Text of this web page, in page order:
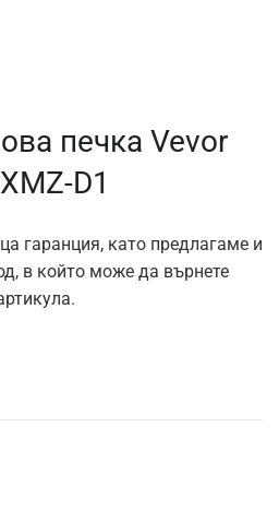
печка Vevor
D1
гаранция, като предлагаме и
в който може да върнете